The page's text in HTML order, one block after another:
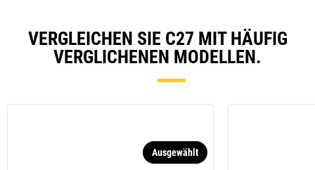
VERGLEICHEN SIE C27 MIT HÄUFIG
VERGLICHENEN MODELLEN.
Ausgewählt